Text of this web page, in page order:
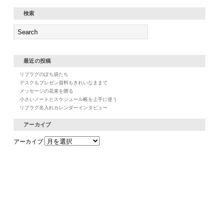
検索
最近の投稿
リプラグのぽち袋たち
デスクもプレゼン資料もきれいなままで
メッセージの花束を贈る
小さいノートとスケジュール帳を上手に使う
リプラグ名入れカレンダーインタビュー
アーカイブ
アーカイブ